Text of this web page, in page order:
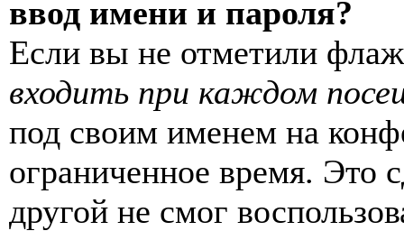
ввод имени и пароля?
Если вы не отметили
входить при каждом
под своим именем на
ограниченное время. Это
другой не смог